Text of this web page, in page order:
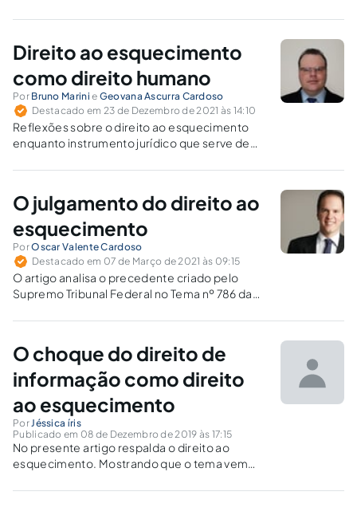
proporcionalidade, julgando cada caso em sua
Direito ao esquecimento
como direito humano
Por Bruno Marini e Geovana Ascurra Cardoso
Destacado em 23 de Dezembro de 2021 às 14:10
Reflexões sobre o direito ao esquecimento
enquanto instrumento jurídico que serve de
STJ.
O julgamento do direito ao
esquecimento
PorOscar Valente Cardoso
Destacado em 07 de Março de 2021 às 09:15
O artigo analisa o precedente criado pelo
Supremo Tribunal Federal no Tema nº 786 da
tomados no julgamento de casos em que se
O choque do direito de
informação como direito
ao esquecimento
Por Jéssica íris
Publicado em 08 de Dezembro de 2019 às 17:15
No presente artigo respalda o direito ao
esquecimento. Mostrando que o tema vem
do acesso a internet e com isso o acesso as